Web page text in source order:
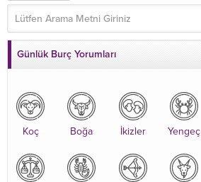
Günlük Burç Yorumları
Koç Boğa İkizler Yengeç